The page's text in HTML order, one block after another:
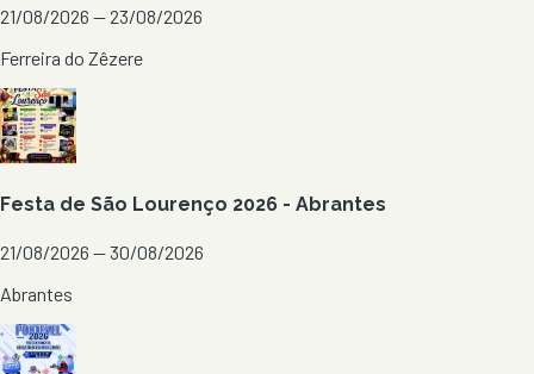
21/08/2026 — 23/08/2026
Ferreira do Zêzere
Festa de São Lourenço 2026 - Abrantes
21/08/2026 — 30/08/2026
Abrantes